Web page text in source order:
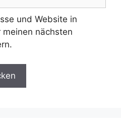
und Website in
nächsten